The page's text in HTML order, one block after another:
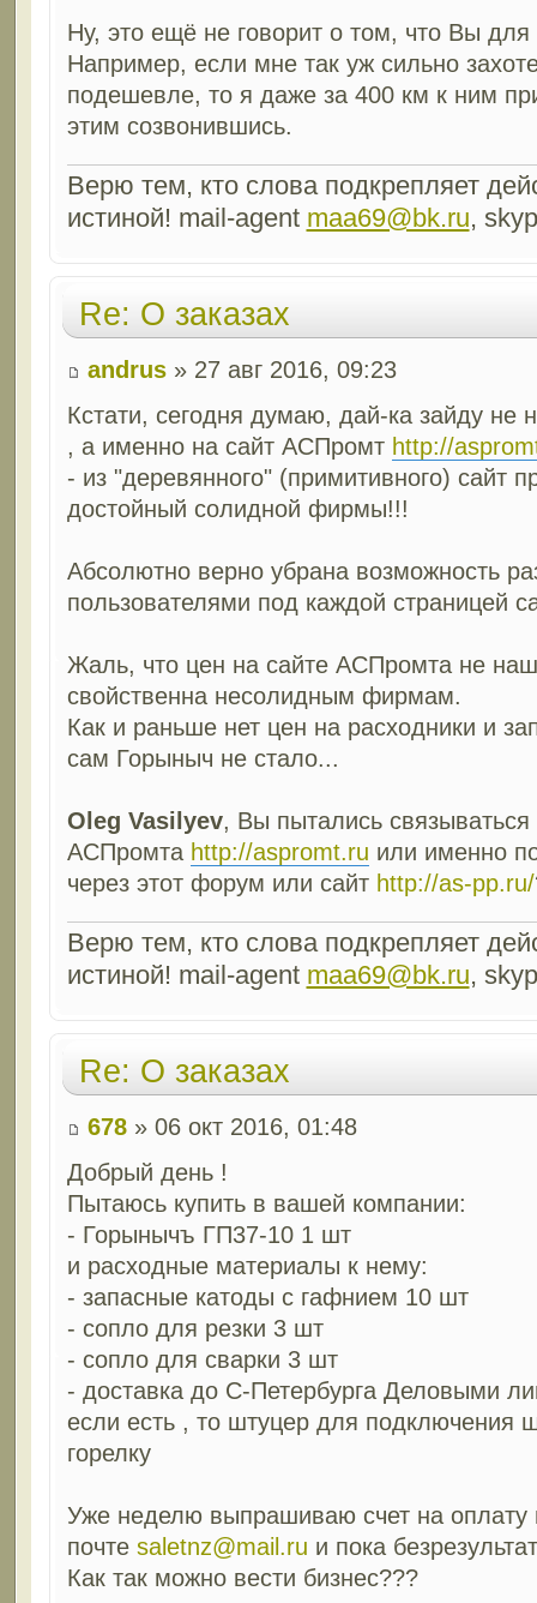
Ну, это ещё не говорит о том, что Вы
Например, если мне так уж сильно
подешевле, то я даже за 400 км к ним
этим созвонившись.
Верю тем, кто слова подкрепляет
истиной! mail-agent maa69@bk.ru,
Re: О заказах
andrus» 27 авг 2016, 09:23
Кстати, сегодня думаю, дай-ка зайду
, а именно на сайт АСПромт http://
- из "деревянного" (примитивного) сайт
достойный солидной фирмы!!!
Абсолютно верно убрана возможность
пользователями под каждой страницей
Жаль, что цен на сайте АСПромта не
свойственна несолидным фирмам.
Как и раньше нет цен на расходники и
сам Горыныч не стало...
Oleg Vasilyev, Вы пытались связываться
АСПромта http://aspromt.ru или именно
через этот форум или сайт http://as-pp.ru/
Верю тем, кто слова подкрепляет
истиной! mail-agent maa69@bk.ru,
Re: О заказах
678» 06 окт 2016, 01:48
Добрый день !
Пытаюсь купить в вашей компании:
- Горынычъ ГП37-10 1 шт
и расходные материалы к нему:
- запасные катоды с гафнием 10 шт
- сопло для резки 3 шт
- сопло для сварки 3 шт
- доставка до С-Петербурга Деловыми
если есть , то штуцер для подключения
горелку
Уже неделю выпрашиваю счет на оплату
почте saletnz@mail.ru и пока
Как так можно вести бизнес???